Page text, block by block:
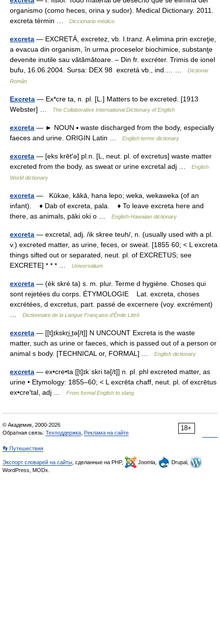
organismo (como heces, orina y sudor). Medical Dictionary. 2011.
excreta términ …
Diccionario médico
excreta — EXCRETÁ, excretez, vb. I.tranz. A elimina prin excreţie,
a evacua din organism, în urma proceselor biochimice, substanţe
devenite inutile sau vătămătoare. – Din fr. excréter. Trimis de ionel
bufu, 16.06.2004. Sursa: DEX 98 excretá vb., ind.… …
Dicționar
Român
Excreta — Ex*cre ta, n. pl. [L.] Matters to be excreted. [1913
Webster] …
The Collaborative International Dictionary of English
excreta — ► NOUN ▪ waste discharged from the body, especially
faeces and urine. ORIGIN Latin …
English terms dictionary
excreta — [eks krēt′ə] pl.n. [L, neut. pl. of excretus] waste matter
excreted from the body, as sweat or urine excretal adj …
English
World dictionary
excreta — Kūkae, kākā, hana lepo; weka, wekaweka (of an
infant). ♦ Dab of excreta, pala. ♦ To leave excreta here and
there, as animals, pāki oki o …
English-Hawaiian dictionary
excreta — excretal, adj. /ik skree teuh/, n. (usually used with a pl.
v.) excreted matter, as urine, feces, or sweat. [1855 60; < L excreta
things sifted out or separated, neut. pl. of EXCRETUS; see
EXCRETE] * * * …
Universalium
excreta — (èk skré ta) s. m. plur. Terme d hygiène. Choses qui
sont rejetées du corps. ÉTYMOLOGIE Lat. excreta, choses
excrétées, d excretus, part. passé de excernere (voy. excrément)
Dictionnaire de la Langue Française d'Émile Littré
excreta — [[t]ɪkskri͟ːtə[/t]] N UNCOUNT Excreta is the waste
matter, such as urine or faeces, which is passed out of a person or
animal s body. [TECHNICAL or, FORMAL] …
English dictionary
excreta — ex•cre•ta [[t]ɪkˈskri tə[/t]] n. pl. phl excreted matter, as
urine • Etymology: 1855–60; < L excrēta chaff, neut. pl. of excrētus
ex•cre′tal, adj …
From formal English to slang
18+
© Академик, 2000-2026
Обратная связь: Техподдержка Реклама на сайте
👣 Путешествия
Экспорт словарей на сайты , сделанные на PHP, Joomla,
Drupal,
WordPress, MODx.